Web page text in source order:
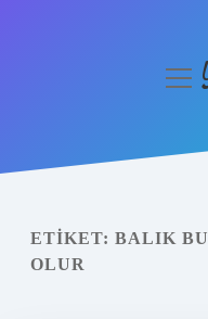
Yasal Uyarı
ETIKET: BALIK
OLUR